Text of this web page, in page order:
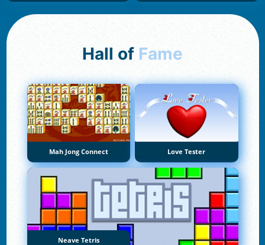
Hall of Fame
Mah Jong Connect Love Tester
Neave Tetris